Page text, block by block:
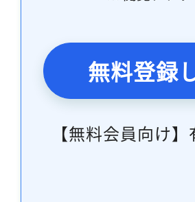
無料登録
【無料会員向け